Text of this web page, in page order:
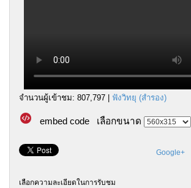
จำนวนผู้เข้าชม: 807,797 | ฟังวิทยุ (สำรอง)
embed code เลือกขนาด
Google+
เลือกความละเอียดในการรับชม